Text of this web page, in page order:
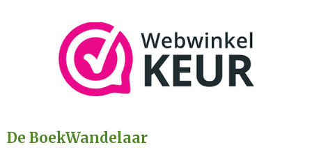
De BoekWandelaar